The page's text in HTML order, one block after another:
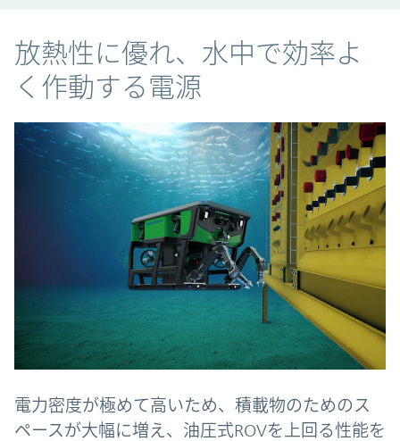
放熱性に優れ、水中で効率よ
く作動する電源
電力密度が極めて高いため、積載物のためのス
ペースが大幅に増え、油圧式ROVを上回る性能を